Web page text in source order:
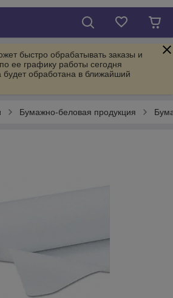
быстро обрабатывать заказы и
ее графику работы сегодня
обработана в ближайший
Бумажно-беловая продукция